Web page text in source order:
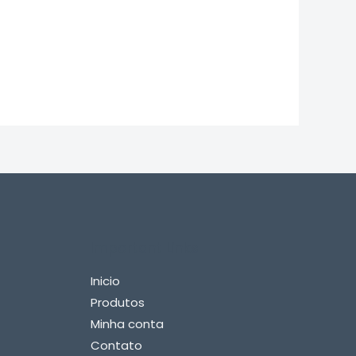
Inicio
Produtos
Minha conta
Contato